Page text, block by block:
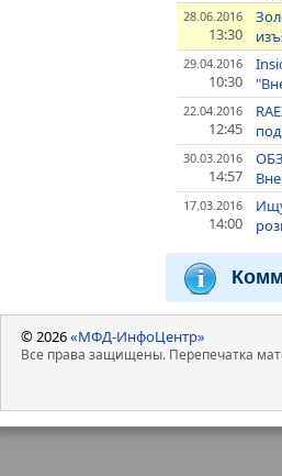
28.06.2016
13:30
29.04.2016
10:30
22.04.2016
12:45
30.03.2016
14:57
17.03.2016
14:00
© 2026«МФД-ИнфоЦентр»
Все права защищены. Перепечатка